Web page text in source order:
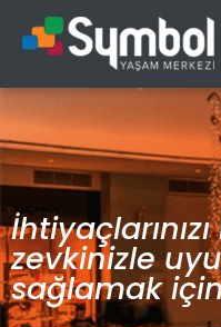
zevkinizle
sağlamak